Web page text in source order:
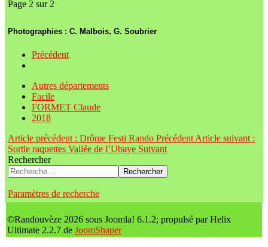
Page 2 sur 2
Photographies : C. Malbois, G. Soubrier
Précédent
Autres départements
Facile
FORMET Claude
2018
Article précédent : Drôme Festi Rando Précédent Article suivant :
Sortie raquettes Vallée de l’Ubaye Suivant
Rechercher
Rechercher
Paramètres de recherche
©Randouvèze 2026 sous Joomla! 6.1.2; propulsé par Helix
Ultimate 2.2.7 de JoomShaper